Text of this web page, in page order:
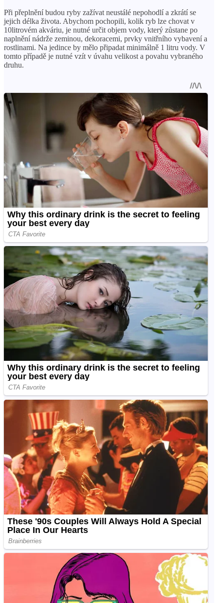
Při přeplnění budou ryby zažívat neustálé nepohodlí a zkrátí se
jejich délka života. Abychom pochopili, kolik ryb lze chovat v
10litrovém akváriu, je nutné určit objem vody, který zůstane po
naplnění nádrže zeminou, dekoracemi, prvky vnitřního vybavení a
rostlinami. Na jedince by mělo připadat minimálně 1 litru vody. V
tomto případě je nutné vzít v úvahu velikost a povahu vybraného
druhu.